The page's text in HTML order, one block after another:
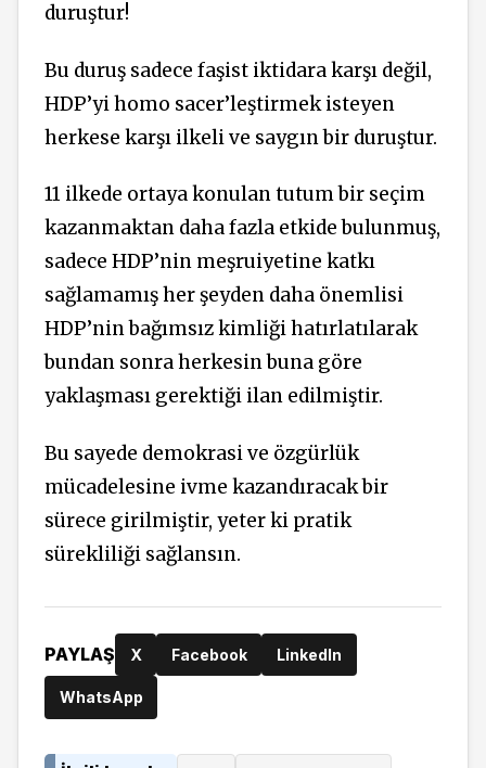
duruştur!
Bu duruş sadece faşist iktidara karşı değil,
HDP’yi homo sacer’leştirmek isteyen
herkese karşı ilkeli ve saygın bir duruştur.
11 ilkede ortaya konulan tutum bir seçim
kazanmaktan daha fazla etkide bulunmuş,
sadece HDP’nin meşruiyetine katkı
sağlamamış her şeyden daha önemlisi
HDP’nin bağımsız kimliği hatırlatılarak
bundan sonra herkesin buna göre
yaklaşması gerektiği ilan edilmiştir.
Bu sayede demokrasi ve özgürlük
mücadelesine ivme kazandıracak bir
sürece girilmiştir, yeter ki pratik
sürekliliği sağlansın.
PAYLAŞ X Facebook LinkedIn
WhatsApp